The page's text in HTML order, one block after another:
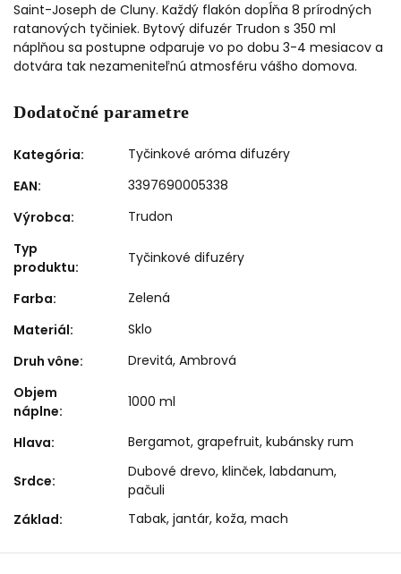
Saint-Joseph de Cluny. Každý flakón dopĺňa 8 prírodných
ratanových tyčiniek. Bytový difuzér Trudon s 350 ml
náplňou sa postupne odparuje vo po dobu 3-4 mesiacov a
dotvára tak nezameniteľnú atmosféru vášho domova.
Dodatočné parametre
Kategória:
Tyčinkové aróma difuzéry
EAN:
3397690005338
Výrobca:
Trudon
Typ
produktu:
Tyčinkové difuzéry
Farba:
Zelená
Materiál:
Sklo
Druh vône: Drevitá, Ambrová
Objem
náplne:
1000 ml
Hlava: Bergamot, grapefruit, kubánsky rum
Srdce:
Dubové drevo, klinček, labdanum,
pačuli
Základ: Tabak, jantár, koža, mach